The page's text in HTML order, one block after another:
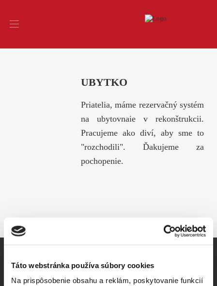
Táto webstránka používa súbory cookies
Na prispôsobenie obsahu a reklám, poskytovanie funkcií
UBYTKO
Priatelia, máme rezervačný systém
na ubytovnaie v rekonštrukcii.
Pracujeme ako diví, aby sme to
"rozchodili". Ďakujeme za
pochopenie.